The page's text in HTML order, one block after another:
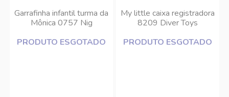
Garrafinha infantil turma da
Mônica 0757 Nig
PRODUTO ESGOTADO
My little caixa registradora
8209 Diver Toys
PRODUTO ESGOTADO